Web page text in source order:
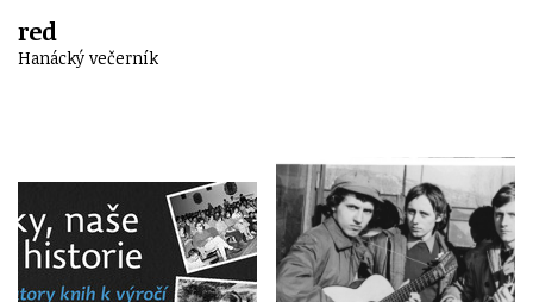
red
Hanácký večerník